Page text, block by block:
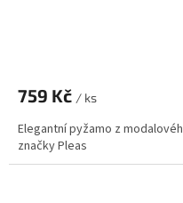
759 Kč / ks
Elegantní pyžamo z
značky Pleas